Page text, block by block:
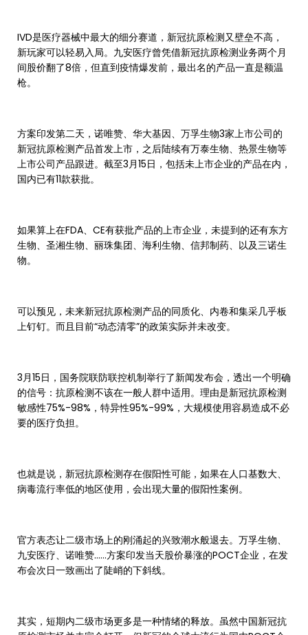
IVD是医疗器械中最大的细分赛道，新冠抗原检测又壁垒不高，
新玩家可以轻易入局。九安医疗曾凭借新冠抗原检测业务两个月
间股价翻了8倍，但直到疫情爆发前，最出名的产品一直是额温
枪。
方案印发第二天，诺唯赞、华大基因、万孚生物3家上市公司的
新冠抗原检测产品首发上市，之后陆续有万泰生物、热景生物等
上市公司产品跟进。截至3月15日，包括未上市企业的产品在内，
国内已有11款获批。
如果算上在FDA、CE有获批产品的上市企业，未提到的还有东方
生物、圣湘生物、丽珠集团、海利生物、信邦制药、以及三诺生
物。
可以预见，未来新冠抗原检测产品的同质化、内卷和集采几乎板
上钉钉。而且目前“动态清零”的政策实际并未改变。
3月15日，国务院联防联控机制举行了新闻发布会，透出一个明确
的信号：抗原检测不该在一般人群中适用。理由是新冠抗原检测
敏感性75%-98%，特异性95%-99%，大规模使用容易造成不必
要的医疗负担。
也就是说，新冠抗原检测存在假阳性可能，如果在人口基数大、
病毒流行率低的地区使用，会出现大量的假阳性案例。
官方表态让二级市场上的刚涌起的兴致潮水般退去。万孚生物、
九安医疗、诺唯赞……方案印发当天股价暴涨的POCT企业，在发
布会次日一致画出了陡峭的下斜线。
其实，短期内二级市场更多是一种情绪的释放。虽然中国新冠抗